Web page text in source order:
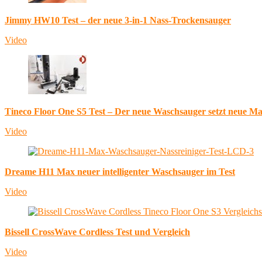
Jimmy HW10 Test – der neue 3-in-1 Nass-Trockensauger
Video
Tineco Floor One S5 Test – Der neue Waschsauger setzt neue
Video
Dreame H11 Max neuer intelligenter Waschsauger im Test
Video
Bissell CrossWave Cordless Test und Vergleich
Video